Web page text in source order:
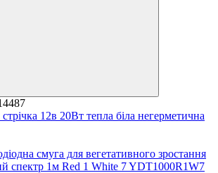
стрічка 12в 20Вт тепла біла негерметична